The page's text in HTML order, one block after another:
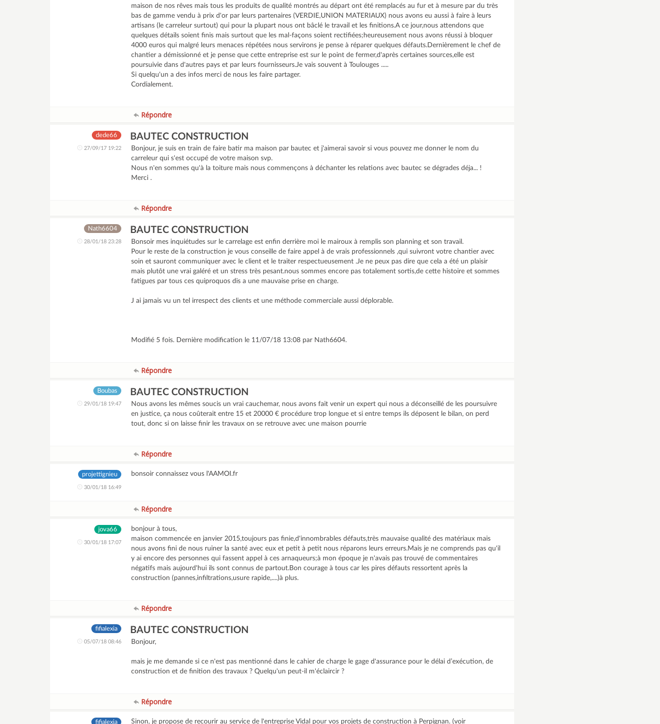
maison de nos rêves mais tous les produits de qualité montrés au départ ont été remplacés au fur et à mesure par du très
bas de gamme vendu à prix d'or par leurs partenaires (VERDIE,UNION MATERIAUX) nous avons eu aussi à faire à leurs
artisans (le carreleur surtout) qui pour la plupart nous ont bâclé le travail et les finitions.A ce jour,nous attendons que
quelques détails soient finis mais surtout que les mal-façons soient rectifiées;heureusement nous avons réussi à bloquer
4000 euros qui malgré leurs menaces répétées nous servirons je pense à réparer quelques défauts.Dernièrement le chef de
chantier a démissionné et je pense que cette entreprise est sur le point de fermer,d'après certaines sources,elle est
poursuivie dans d'autres pays et par leurs fournisseurs.Je vais souvent à Toulouges .....
Si quelqu'un a des infos merci de nous les faire partager.
Cordialement.
Répondre
dede66
27/09/17 19:22
BAUTEC CONSTRUCTION
Bonjour, je suis en train de faire batir ma maison par bautec et j'aimerai savoir si vous pouvez me donner le nom du
carreleur qui s'est occupé de votre maison svp.
Nous n'en sommes qu'à la toiture mais nous commençons à déchanter les relations avec bautec se dégrades déja... !
Merci .
Répondre
Nath6604
28/01/18 23:28
BAUTEC CONSTRUCTION
Bonsoir mes inquiétudes sur le carrelage est enfin derrière moi le mairoux à remplis son planning et son travail.
Pour le reste de la construction je vous conseille de faire appel à de vrais professionnels ,qui suivront votre chantier avec
soin et sauront communiquer avec le client et le traiter respectueusement .Je ne peux pas dire que cela a été un plaisir
mais plutôt une vrai galéré et un stress très pesant.nous sommes encore pas totalement sortis,de cette histoire et sommes
fatigues par tous ces quiproquos dis a une mauvaise prise en charge.
J ai jamais vu un tel irrespect des clients et une méthode commerciale aussi déplorable.
Modifié 5 fois. Dernière modification le 11/07/18 13:08 par Nath6604.
Répondre
Boubas
29/01/18 19:47
BAUTEC CONSTRUCTION
Nous avons les mêmes soucis un vrai cauchemar, nous avons fait venir un expert qui nous a déconseillé de les poursuivre
en justice, ça nous coûterait entre 15 et 20000 € procédure trop longue et si entre temps ils déposent le bilan, on perd
tout, donc si on laisse finir les travaux on se retrouve avec une maison pourrie
Répondre
projettignieu
30/01/18 16:49
bonsoir connaissez vous l'AAMOI.fr
Répondre
jova66
30/01/18 17:07
bonjour à tous,
maison commencée en janvier 2015,toujours pas finie,d'innombrables défauts,très mauvaise qualité des matériaux mais
nous avons fini de nous ruiner la santé avec eux et petit à petit nous réparons leurs erreurs.Mais je ne comprends pas qu'il
y ai encore des personnes qui fassent appel à ces arnaqueurs;à mon époque je n'avais pas trouvé de commentaires
négatifs mais aujourd'hui ils sont connus de partout.Bon courage à tous car les pires défauts ressortent après la
construction (pannes,infiltrations,usure rapide,....)à plus.
Répondre
fifialexia
05/07/18 08:46
BAUTEC CONSTRUCTION
Bonjour,
mais je me demande si ce n'est pas mentionné dans le cahier de charge le gage d'assurance pour le délai d’exécution, de
construction et de finition des travaux ? Quelqu'un peut-il m'éclaircir ?
Répondre
fifialexia
Sinon, je propose de recourir au service de l'entreprise Vidal pour vos projets de construction à Perpignan. (voir